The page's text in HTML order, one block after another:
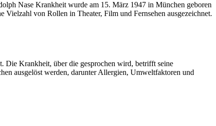
Nase Krankheit wurde am 15. März 1947 in München geboren
Vielzahl von Rollen in Theater, Film und Fernsehen ausgezeichnet.
Die Krankheit, über die gesprochen wird, betrifft seine
ausgelöst werden, darunter Allergien, Umweltfaktoren und